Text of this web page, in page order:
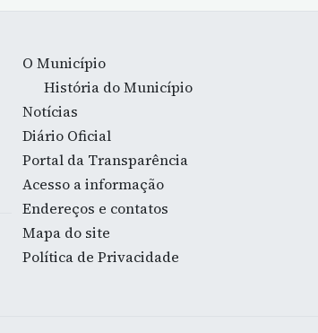
O Município
História do Município
Notícias
Diário Oficial
Portal da Transparência
Acesso a informação
Endereços e contatos
Mapa do site
Política de Privacidade